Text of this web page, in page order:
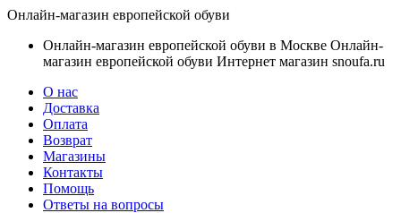
Онлайн-магазин европейской обуви
Онлайн-магазин европейской обуви в Москве Онлайн-
магазин европейской обуви Интернет магазин snoufa.ru
О нас
Доставка
Оплата
Возврат
Магазины
Контакты
Помощь
Ответы на вопросы